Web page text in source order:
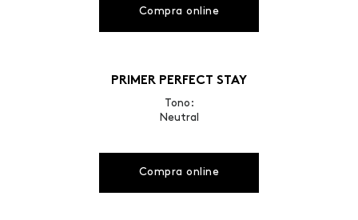
Compra online
PRIMER PERFECT STAY
Tono:
Neutral
Compra online